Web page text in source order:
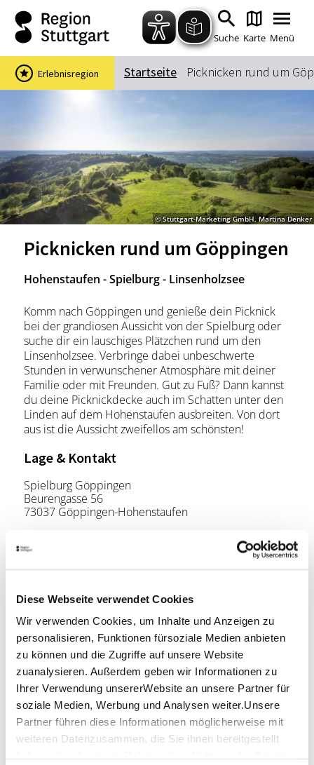
Diese Webseite verwendet Cookies
Wir verwenden Cookies, um Inhalte und Anzeigen zu
personalisieren, Funktionen fürsoziale Medien anbieten
zu können und die Zugriffe auf unsere Website
zuanalysieren. Außerdem geben wir Informationen zu
Ihrer Verwendung unsererWebsite an unsere Partner für
soziale Medien, Werbung und Analysen weiter.Unsere
Partner führen diese Informationen möglicherweise mit
weiteren Datenzusammen, die Sie ihnen bereitgestellt
Zum Hauptinhalt springen
Zur Suche springen
Zur Hauptnavigation
Zum Footer springen
Suche Karte Menü
Suchbegriff
Das könnte Sie interessieren
Stadtführungen
Events & Tickets
Ausflugsziele
Erlebnisse
Wein
Radfahren
Wandern
Startseite Picknicken rund um
Erlebnisregion
© Stuttgart-Marketing GmbH, Martina Denker
Picknicken rund um Göppingen
Hohenstaufen - Spielburg - Linsenholzsee
Komm nach Göppingen und genieße dein Picknick
bei der grandiosen Aussicht von der Spielburg oder
suche dir ein lauschiges Plätzchen rund um den
Linsenholzsee. Verbringe dabei unbeschwerte
Stunden in verwunschener Atmosphäre mit deiner
Familie oder mit Freunden. Gut zu Fuß? Dann kannst
du deine Picknickdecke auch im Schatten unter den
Linden auf dem Hohenstaufen ausbreiten. Von dort
aus ist die Aussicht zweifellos am schönsten!
Lage & Kontakt
Spielburg Göppingen
Beurengasse 56
73037 Göppingen-Hohenstaufen
Planen Sie Ihre Anreise
Verkehrs- und Tarifverbund Stuttgart GmbH
Fahrplanauskunft des VVS
Deutsche Bahn AG
Fahrplanauskunft der DB
Google Maps
Google Maps Route